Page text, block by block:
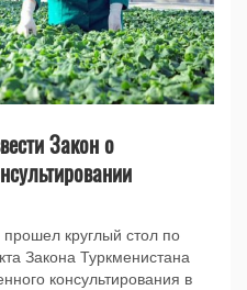
Закон о
круглый стол по
Закона Туркменистана
консультирования в